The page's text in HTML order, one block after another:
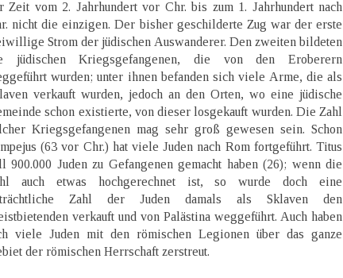
Zeit vom 2. Jahrhundert vor Chr. bis zum 1. Jahrhundert nach
nicht die einzigen. Der bisher geschilderte Zug war der erste
Strom der jüdischen Auswanderer. Den zweiten bildeten
jüdischen Kriegsgefangenen, die von den Eroberern
wurden; unter ihnen befanden sich viele Arme, die als
verkauft wurden, jedoch an den Orten, wo eine jüdische
schon existierte, von dieser losgekauft wurden. Die Zahl
Kriegsgefangenen mag sehr groß gewesen sein. Schon
(63 vor Chr.) hat viele Juden nach Rom fortgeführt. Titus
900.000 Juden zu Gefangenen gemacht haben (26); wenn die
auch etwas hochgerechnet ist, so wurde doch eine
Zahl der Juden damals als Sklaven den
verkauft und von Palästina weggeführt. Auch haben
viele Juden mit den römischen Legionen über das ganze
der römischen Herrschaft zerstreut.